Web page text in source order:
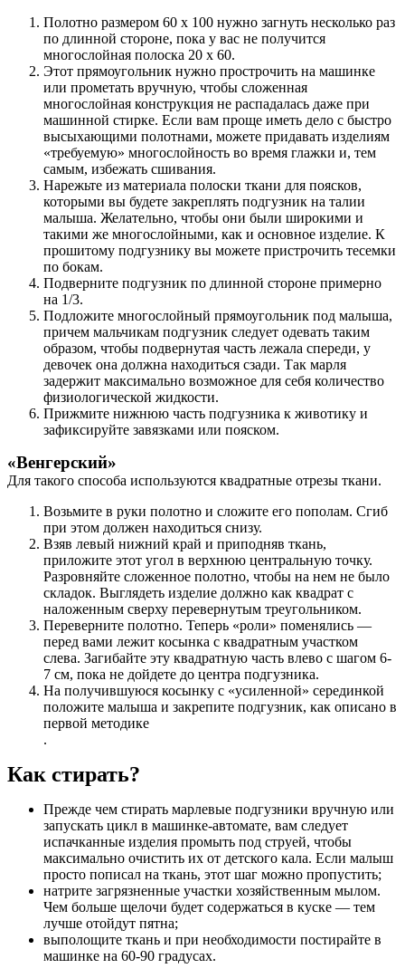
Полотно размером 60 х 100 нужно загнуть несколько раз
по длинной стороне, пока у вас не получится
многослойная полоска 20 х 60.
Этот прямоугольник нужно прострочить на машинке
или прометать вручную, чтобы сложенная
многослойная конструкция не распадалась даже при
машинной стирке. Если вам проще иметь дело с быстро
высыхающими полотнами, можете придавать изделиям
«требуемую» многослойность во время глажки и, тем
самым, избежать сшивания.
Нарежьте из материала полоски ткани для поясков,
которыми вы будете закреплять подгузник на талии
малыша. Желательно, чтобы они были широкими и
такими же многослойными, как и основное изделие. К
прошитому подгузнику вы можете пристрочить тесемки
по бокам.
Подверните подгузник по длинной стороне примерно
на 1/3.
Подложите многослойный прямоугольник под малыша,
причем мальчикам подгузник следует одевать таким
образом, чтобы подвернутая часть лежала спереди, у
девочек она должна находиться сзади. Так марля
задержит максимально возможное для себя количество
физиологической жидкости.
Прижмите нижнюю часть подгузника к животику и
зафиксируйте завязками или пояском.
«Венгерский»
Для такого способа используются квадратные отрезы ткани.
Возьмите в руки полотно и сложите его пополам. Сгиб
при этом должен находиться снизу.
Взяв левый нижний край и приподняв ткань,
приложите этот угол в верхнюю центральную точку.
Разровняйте сложенное полотно, чтобы на нем не было
складок. Выглядеть изделие должно как квадрат с
наложенным сверху перевернутым треугольником.
Переверните полотно. Теперь «роли» поменялись —
перед вами лежит косынка с квадратным участком
слева. Загибайте эту квадратную часть влево с шагом 6-
7 см, пока не дойдете до центра подгузника.
На получившуюся косынку с «усиленной» серединкой
положите малыша и закрепите подгузник, как описано в
первой методике
.
Как стирать?
Прежде чем стирать марлевые подгузники вручную или
запускать цикл в машинке-автомате, вам следует
испачканные изделия промыть под струей, чтобы
максимально очистить их от детского кала. Если малыш
просто пописал на ткань, этот шаг можно пропустить;
натрите загрязненные участки хозяйственным мылом.
Чем больше щелочи будет содержаться в куске — тем
лучше отойдут пятна;
выполощите ткань и при необходимости постирайте в
машинке на 60-90 градусах.